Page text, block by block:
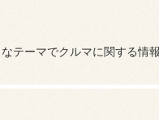
テーマでクルマに関する情